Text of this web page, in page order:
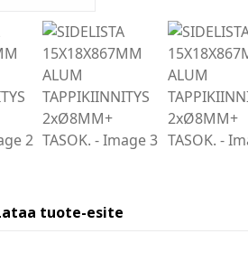
tuote-esite